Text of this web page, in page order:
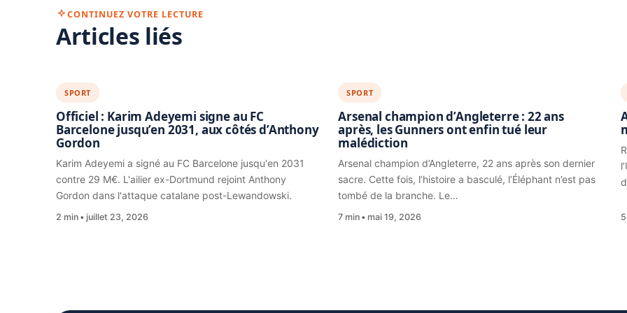
CONTINUEZ VOTRE LECTURE
Articles liés
SPORT
Officiel : Karim Adeyemi signe au FC
Barcelone jusqu’en 2031, aux côtés d’Anthony
Gordon
Karim Adeyemi a signé au FC Barcelone jusqu'en 2031
contre 29 M€. L'ailier ex-Dortmund rejoint Anthony
Gordon dans l'attaque catalane post-Lewandowski.
2 min juillet 23, 2026
SPORT
Arsenal champion d’Angleterre : 22 ans
après, les Gunners ont enfin tué leur
malédiction
Arsenal champion d’Angleterre, 22 ans après son dernier
sacre. Cette fois, l’histoire a basculé, l’Éléphant n’est pas
tombé de la branche. Le…
7 min mai 19, 2026